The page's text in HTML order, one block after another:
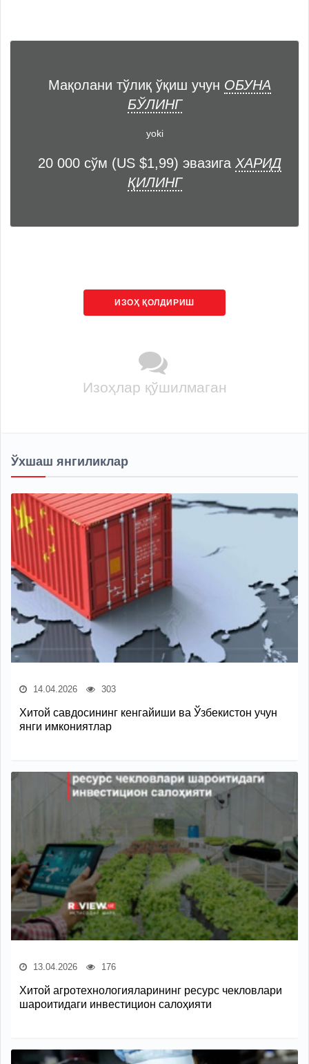
Мақолани тўлиқ ўқиш учун ОБУНА
БЎЛИНГ
yoki
20 000 сўм (US $1,99) эвазига ХАРИД
ҚИЛИНГ
ИЗОҲ ҚОЛДИРИШ
Изоҳлар қўшилмаган
Ўхшаш янгиликлар
14.04.2026 303
Хитой савдосининг кенгайиши ва Ўзбекистон учун
янги имкониятлар
13.04.2026 176
Хитой агротехнологияларининг ресурс чекловлари
шароитидаги инвестицион салоҳияти